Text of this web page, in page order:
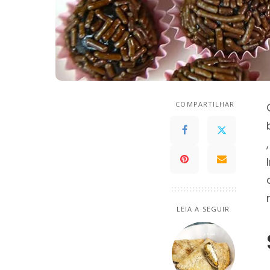
COMPARTILHAR
LEIA A SEGUIR